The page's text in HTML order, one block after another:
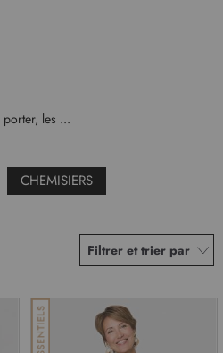
porter, les ...
CHEMISIERS
Filtrer et trier par